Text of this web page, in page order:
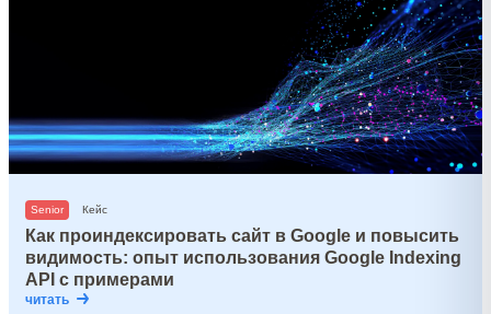
Senior Кейс
Как проиндексировать сайт в Google и повысить
видимость: опыт использования Google Indexing
API с примерами
читать